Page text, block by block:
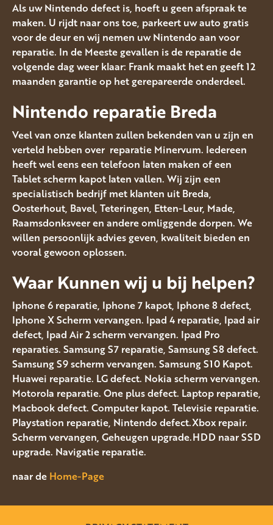
Als uw Nintendo defect is, hoeft u geen afspraak te
maken. U rijdt naar ons toe, parkeert uw auto gratis
voor de deur en wij nemen uw Nintendo aan voor
reparatie. In de Meeste gevallen is de reparatie de
volgende dag weer klaar: Frank maakt het en geeft 12
maanden garantie op het gerepareerde onderdeel.
Nintendo reparatie Breda
Veel van onze klanten zullen bekenden van u zijn en
verteld hebben over reparatie Minervum. Iedereen
heeft wel eens een telefoon laten maken of een
Tablet scherm kapot laten vallen. Wij zijn een
specialistisch bedrijf met klanten uit Breda,
Oosterhout, Bavel, Teteringen, Etten-Leur, Made,
Raamsdonksveer en andere omliggende dorpen. We
willen persoonlijk advies geven, kwaliteit bieden en
vooral gewoon oplossen.
Waar Kunnen wij u bij helpen?
Iphone 6 reparatie, Iphone 7 kapot, Iphone 8 defect,
Iphone X Scherm vervangen. Ipad 4 reparatie, Ipad air
defect, Ipad Air 2 scherm vervangen. Ipad Pro
reparaties. Samsung S7 reparatie, Samsung S8 defect.
Samsung S9 scherm vervangen. Samsung S10 Kapot.
Huawei reparatie. LG defect. Nokia scherm vervangen.
Motorola reparatie. One plus defect. Laptop reparatie,
Macbook defect. Computer kapot. Televisie reparatie.
Playstation reparatie, Nintendo defect.Xbox repair.
Scherm vervangen, Geheugen upgrade.HDD naar SSD
upgrade. Navigatie reparatie.
naar de Home-Page